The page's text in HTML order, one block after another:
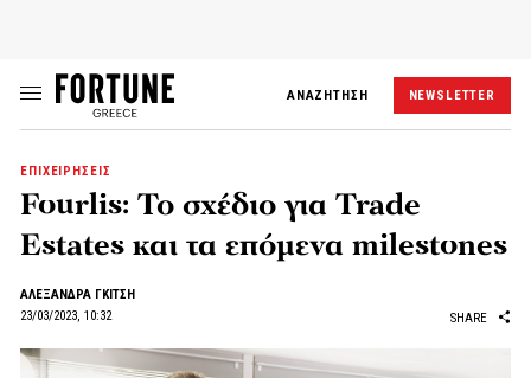
ΑΝΑΖΗΤΗΣΗ NEWSLETTER
ΕΠΙΧΕΙΡΗΣΕΙΣ
Fourlis: Το σχέδιο για Trade
Estates και τα επόμενα milestones
AΛΕΞΑΝΔΡΑ ΓΚΙΤΣΗ
23/03/2023, 10:32
SHARE